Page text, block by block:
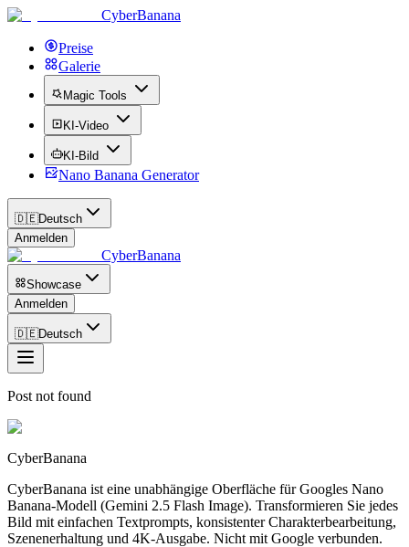
CyberBanana
Preise
Galerie
Magic Tools
KI-Video
KI-Bild
Nano Banana Generator
🇩🇪Deutsch
Anmelden
CyberBanana
Showcase
Anmelden
🇩🇪Deutsch
Post not found
CyberBanana
CyberBanana ist eine unabhängige Oberfläche für Googles Nano
Banana-Modell (Gemini 2.5 Flash Image). Transformieren Sie jedes
Bild mit einfachen Textprompts, konsistenter Charakterbearbeitung,
Szenenerhaltung und 4K-Ausgabe. Nicht mit Google verbunden.